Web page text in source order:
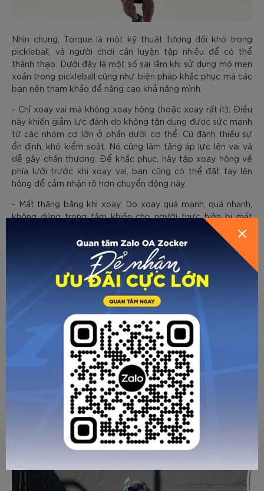
Nhìn chung, Torque là một kỹ thuật tương đối khó trong
pickleball, và người chơi cần luyện tập nhiều để có thể
thành thạo. Dưới đây là một số sai lầm khi sử dụng mô men
xoắn trong pickleball cũng như biện pháp khắc phục mà các
bạn nên tham khảo để nâng cao khả năng mình.
- Chỉ xoay vai mà không xoay hông (hoặc xoay rất ít): Điều
này khiến giảm lực đánh do không tận dụng được sức mạnh
từ các nhóm cơ lớn ở phần dưới cơ thể. Cú đánh thiếu sự
ổn định, khó kiểm soát. Nó cũng làm tăng áp lực lên vai và
dễ gây chấn thương. Để khắc phục, hãy tập xoay hông về
phía lưới trước khi xoay vai, bạn cũng có thể đặt tay lên
hông để cảm nhận rõ hơn chuyển động này.
- Mất thăng bằng khi xoay: Do xoay quá mạnh, quá nhanh,
không đúng trọng tâm khiến cho người thực hiện bị mất
vững, bóng đi không chính xác, loạng choạng sau cú đánh,
khiến khó phục hồi vị trí sẵn sàng cho cú đánh kế tiếp, tăng
nguy cơ té ngã. Để khắc phục cần mở rộng chân (rộng hơn
vai một chút) để tạo tư thế đứng vững chãi, giữ đầu cố
định và mắt tập trung vào bóng. Khi tập nên bắt đầu xoay ở
tốc độ chậm, khi đã quen mới tăng dần để thiết lập sự kiểm
- Xoay quá sớm hoặc quá muộn: Một số người có xu hướng
xoay cơ thể sớm, trước khi chuẩn bị đầy đủ hoặc trước khi
bóng ở vị trí thuận lợi. Một số khác lại muộn, cánh tay đã di
chuyển mà cơ thể còn chưa bắt đầu khiến việc truyền lực
vào tay không đạt được. Hậu quả chung trong cả 2 trường
hợp là bóng đi không đủ lực, thiếu chính xác. Bạn cần tập
trung vào trình tự chuyển động (từ dưới cơ thể lên) cuối
cùng là tay & vợt. Nên thường xuyên tập luyện với bạn bè
hoặc máy bắn bóng với các cú tung bóng chậm và cao hơn
một chút để có thêm thời gian cảm nhận cũng như điều
chỉnh chuyển động xoay cơ thể.